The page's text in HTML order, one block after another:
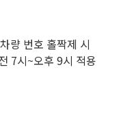
량 번호 홀짝제 시
7시~오후 9시 적용